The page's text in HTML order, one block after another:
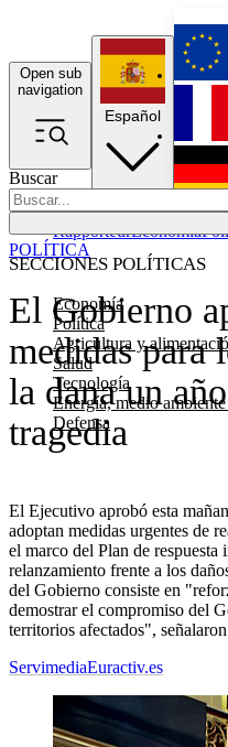
Open sub
navigation
Buscar
SECCIONES POLÍTICAS
Economía
Política
Agricultura y
Salud
Tecnología
Energía, medio
Defensa
RapporteurEconomía
Español
El Gobierno
medidas para
la dana un
tragedia
El Ejecutivo aprobó esta
adoptan medidas urgentes de
el marco del Plan de
relanzamiento frente a los
del Gobierno consiste en
demostrar el compromiso del
territorios afectados",
POLÍTICA
ServimediaEuractiv.es